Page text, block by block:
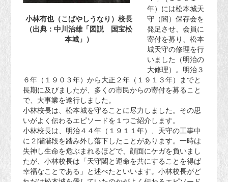
小林有也（こばやしうなり）校長
（出典：中川治雄「図説 国宝松
本城」）
年）には松本城天
守（閣）保存会を
発足させ、会員に
寄付を募り、松本
城天守の修理を行
いました（明治の
大修理）。明治３
６年（１９０３年）から大正２年（１９１３年）までと
長期に及びましたが、多くの市民からの寄付を募ること
で、大事業を遂行しました。
小林校長は、松本城を守ることに尽力しました。その思
いがよく伝わるエピソードを１つご紹介します。
小林校長は、明治４４年（１９１１年）、天守の工事中
に２階階段を踏み外し落下したことがあります。一時は
失神し生命を危ぶまれるほどで、顔面にケガを負いまし
たが、小林校長は「天守閣と運命を共にすることを得ば
幸福なことである」と述べたといいます。小林校長がど